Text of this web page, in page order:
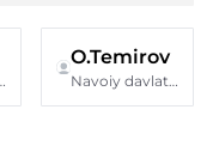
universiteti
O.Temirov
Navoiy davlat konchilik va texnologiyalar universiteti